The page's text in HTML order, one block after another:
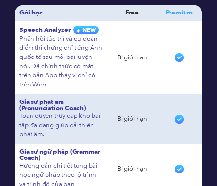
Gói học Free
Premium
Speech Analyzer
NEW
Phản hồi tức thì và dự đoán
điểm thi chứng chỉ tiếng Anh
quốc tế sau mỗi bài luyện
nói. Đã chính thức có mặt
trên bản App thay vì chỉ có
trên Web.
Bị giới hạn
Gia sư phát âm
(Pronunciation Coach)
Toàn quyền truy cập kho bài
tập đa dạng giúp cải thiện
phát âm.
Bị giới hạn
Gia sư ngữ pháp (Grammar
Coach)
Hướng dẫn chi tiết từng bài
học ngữ pháp theo lộ trình
và trình độ của bạn
Bị giới hạn